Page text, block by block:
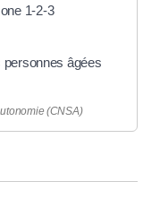
1-2-3
personnes âgées
(CNSA)